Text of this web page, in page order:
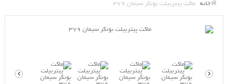
خانه ماکت پیتربیلت بونکر سیمان 379